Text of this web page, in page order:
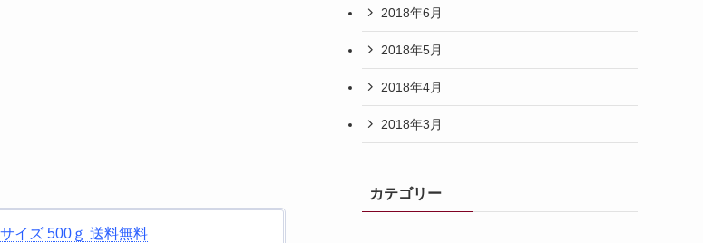
イズ 500ｇ 送料無料
2018年6月
2018年5月
2018年4月
2018年3月
カテゴリー